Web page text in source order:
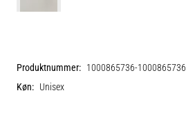
Produktnummer: 1000865736-1000865736
Køn: Unisex